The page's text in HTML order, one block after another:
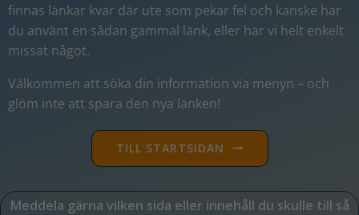
finnas länkar kvar där ute som pekar fel och kanske har
du använt en sådan gammal länk, eller har vi helt enkelt
missat något.
Välkommen att söka din information via menyn – och
glöm inte att spara den nya länken!
TILL STARTSIDAN
Meddela gärna vilken sida eller innehåll du skulle till så